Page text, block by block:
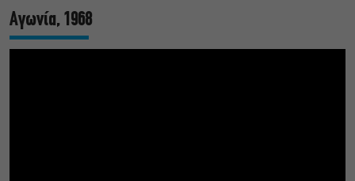
Αγωνία, 1968